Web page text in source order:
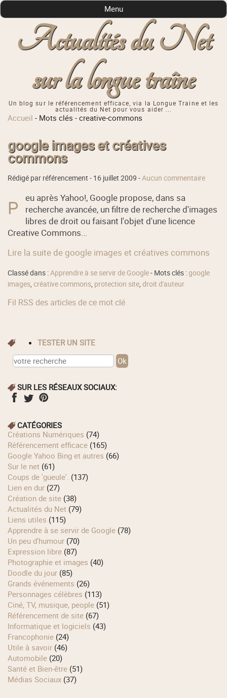
Actualités du Net
sur la longue traîne
Un blog sur le référencement efficace, via la Longue Traine et les
actualités du Net pour vous aider ...
Menu
Accueil - Mots clés -creative-commons
google images et créatives
commons
Rédigé par référencement - 16 juillet 2009 -Aucun commentaire
P
eu après Yahoo!, Google propose, dans sa
recherche avancée, un filtre de recherche d'images
libres de droit ou faisant l'objet d'une licence
Creative Commons...
Lire la suite de google images et créatives commons
Classé dans :Apprendre à se servir de Google- Mots clés :google
images,créative commons, protection site,droit d'auteur
Fil RSS des articles de ce mot clé
TESTER UN SITE
SUR LES RÉSEAUX SOCIAUX:
CATÉGORIES
Créations Numériques (74)
Référencement efficace (165)
Google Yahoo Bing et autres (66)
Sur le net (61)
Coups de 'gueule'. (137)
Lien en dur (27)
Création de site (38)
Actualités du Net (79)
Liens utiles (115)
Apprendre à se servir de Google (78)
Un peu d'humour (70)
Expression libre (87)
Photographie et images (40)
Doodle du jour (85)
Grands événements (26)
Personnages célèbres (113)
Ciné, TV, musique, people (51)
Référencement de site (67)
Informatique et logiciels (43)
Francophonie (24)
Utile à savoir (46)
Automobile (20)
Santé et Bien-être (51)
Médias Sociaux (37)